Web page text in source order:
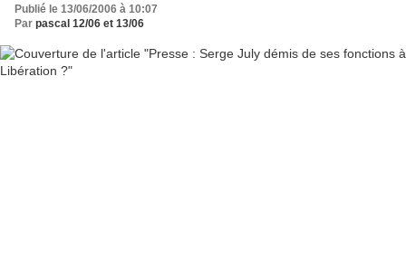
Publié le 13/06/2006 à 10:07
Par pascal 12/06 et 13/06